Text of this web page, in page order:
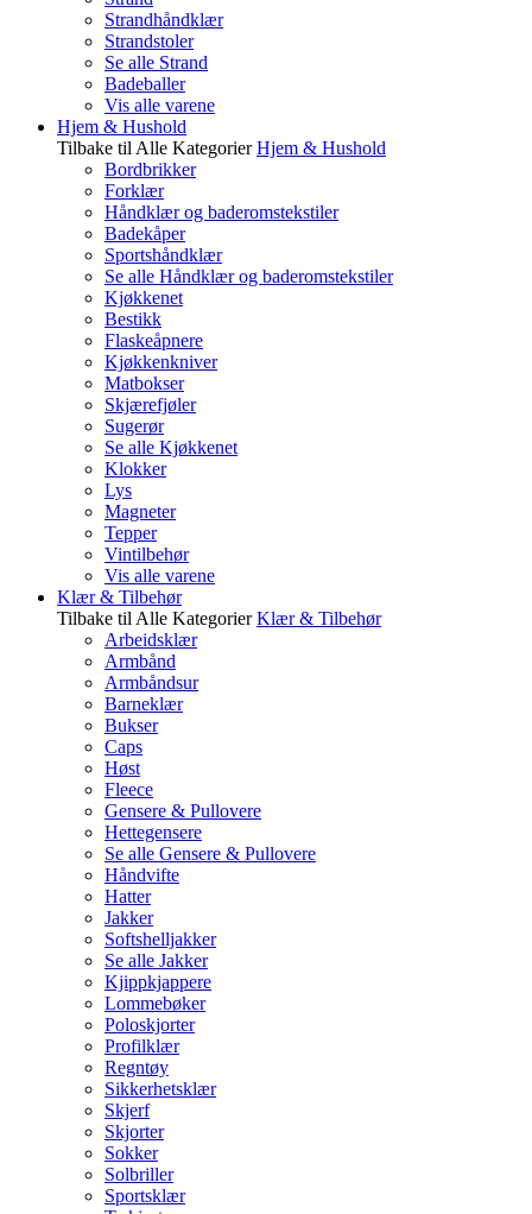
Strandhåndklær
Strandstoler
Se alle Strand
Badeballer
Vis alle varene
Hjem & Hushold
Tilbake til Alle Kategorier Hjem & Hushold
Bordbrikker
Forklær
Håndklær og baderomstekstiler
Badekåper
Sportshåndklær
Se alle Håndklær og baderomstekstiler
Kjøkkenet
Bestikk
Flaskeåpnere
Kjøkkenkniver
Matbokser
Skjærefjøler
Sugerør
Se alle Kjøkkenet
Klokker
Lys
Magneter
Tepper
Vintilbehør
Vis alle varene
Klær & Tilbehør
Tilbake til Alle Kategorier Klær & Tilbehør
Arbeidsklær
Armbånd
Armbåndsur
Barneklær
Bukser
Caps
Høst
Fleece
Gensere & Pullovere
Hettegensere
Se alle Gensere & Pullovere
Håndvifte
Hatter
Jakker
Softshelljakker
Se alle Jakker
Kjippkjappere
Lommebøker
Poloskjorter
Profilklær
Regntøy
Sikkerhetsklær
Skjerf
Skjorter
Sokker
Solbriller
Sportsklær